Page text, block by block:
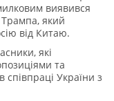
виявився
Трампа, який
від Китаю.
які
та
України з